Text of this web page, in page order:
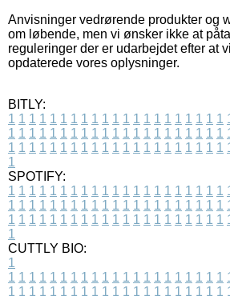
Anvisninger vedrørende produkter og
om løbende, men vi ønsker ikke at
reguleringer der er udarbejdet efter at
opdaterede vores oplysninger.
BITLY:
1 1 1 1 1 1 1 1 1 1 1 1 1 1 1 1 1 1 1 1 1
1 1 1 1 1 1 1 1 1 1 1 1 1 1 1 1 1 1 1 1 1
1 1 1 1 1 1 1 1 1 1 1 1 1 1 1 1 1 1 1 1 1
1
SPOTIFY:
1 1 1 1 1 1 1 1 1 1 1 1 1 1 1 1 1 1 1 1 1
1 1 1 1 1 1 1 1 1 1 1 1 1 1 1 1 1 1 1 1 1
1 1 1 1 1 1 1 1 1 1 1 1 1 1 1 1 1 1 1 1 1
1
CUTTLY BIO:
1
1 1 1 1 1 1 1 1 1 1 1 1 1 1 1 1 1 1 1 1 1
1 1 1 1 1 1 1 1 1 1 1 1 1 1 1 1 1 1 1 1 1